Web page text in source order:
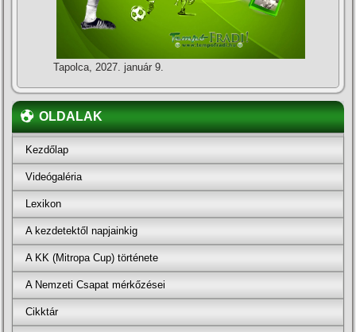
Tapolca, 2027. január 9.
OLDALAK
Kezdőlap
Videógaléria
Lexikon
A kezdetektől napjainkig
A KK (Mitropa Cup) története
A Nemzeti Csapat mérkőzései
Cikktár